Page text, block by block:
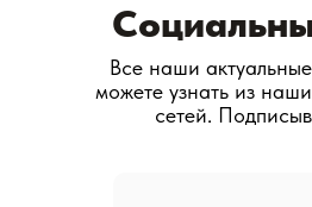
Все наши
можете узнать из
сетей.